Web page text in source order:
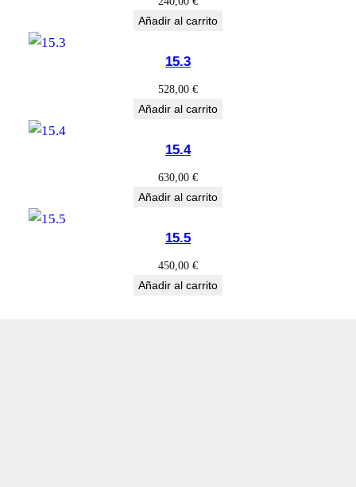
Añadir al carrito
15.3
528,00 €
Añadir al carrito
15.4
630,00 €
Añadir al carrito
15.5
450,00 €
Añadir al carrito